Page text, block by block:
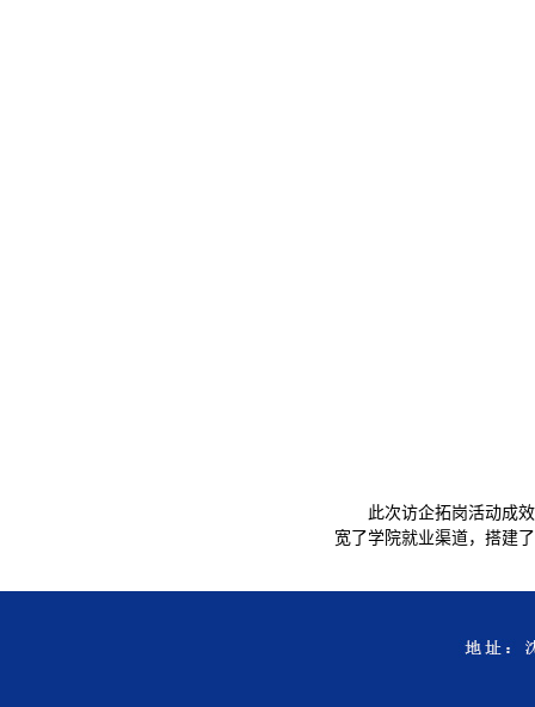
此次访企拓岗活动成
宽了学院就业渠道，搭建